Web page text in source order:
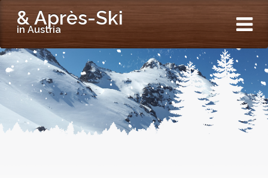
& Après-Ski
in Austria